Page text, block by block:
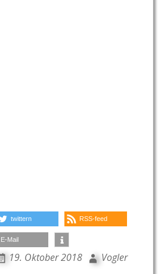
twittern RSS-feed
E-Mail
19. Oktober 2018 Vogler